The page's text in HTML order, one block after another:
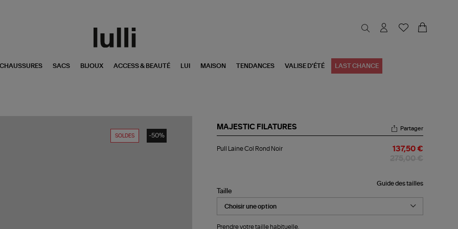
CHAUSSURES SACS BIJOUX ACCESS & BEAUTÉ LUI MAISON TENDANCES VALISE D'ÉTÉ LAST CHANCE
SOLDES -50%
MAJESTIC FILATURES
Laine
Partager
Pull Laine Col Rond Noir 137,50 €
Guide des tailles
Taille
Prendre votre taille habituelle.